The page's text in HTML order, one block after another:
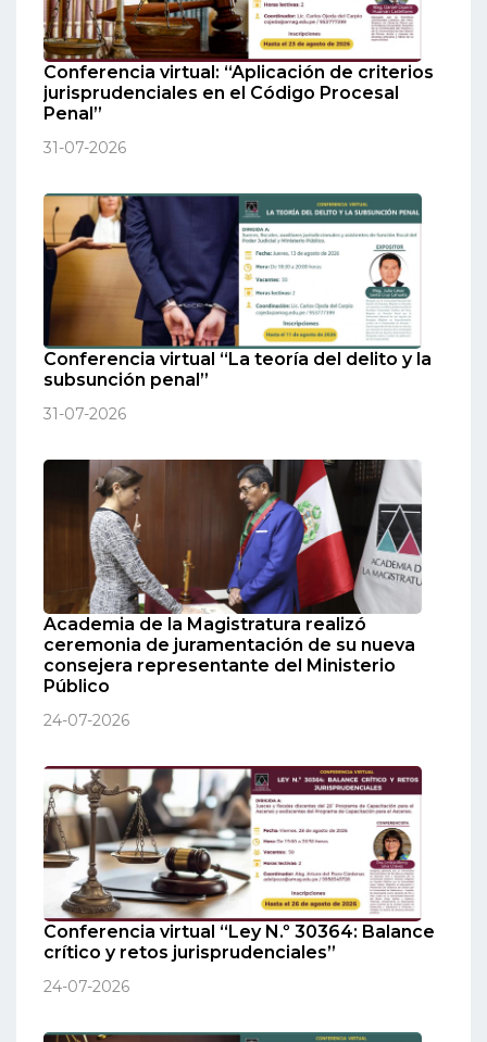
Conferencia virtual: “Aplicación de criterios
jurisprudenciales en el Código Procesal
Penal”
31-07-2026
Conferencia virtual “La teoría del delito y la
subsunción penal”
31-07-2026
Academia de la Magistratura realizó
ceremonia de juramentación de su nueva
consejera representante del Ministerio
Público
24-07-2026
Conferencia virtual “Ley N.º 30364: Balance
crítico y retos jurisprudenciales”
24-07-2026